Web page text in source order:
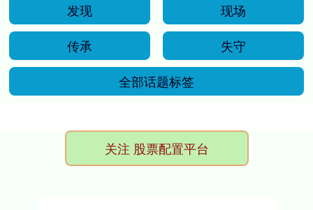
发现
现场
传承
失守
全部话题标签
关注 股票配置平台